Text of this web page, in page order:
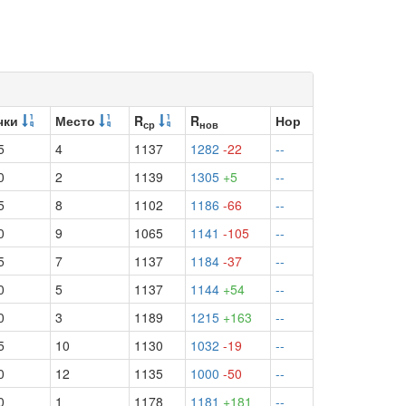
Место Rср Rнов
Нор
4 1137 1282 -22
--
2 1139 1305 +5
--
8 1102 1186 -66
--
9 1065 1141 -105
--
7 1137 1184 -37
--
5 1137 1144 +54
--
3 1189 1215 +163
--
10 1130 1032 -19
--
12 1135 1000 -50
--
1 1178 1181 +181 --